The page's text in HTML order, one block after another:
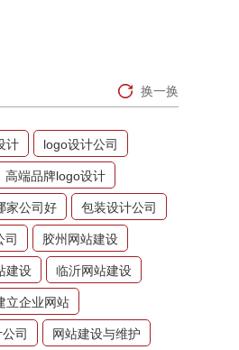
换一换
计 logo设计公司
高端品牌logo设计
家公司好 包装设计公司
司 胶州网站建设
建设 临沂网站建设
立企业网站
司 网站建设与维护